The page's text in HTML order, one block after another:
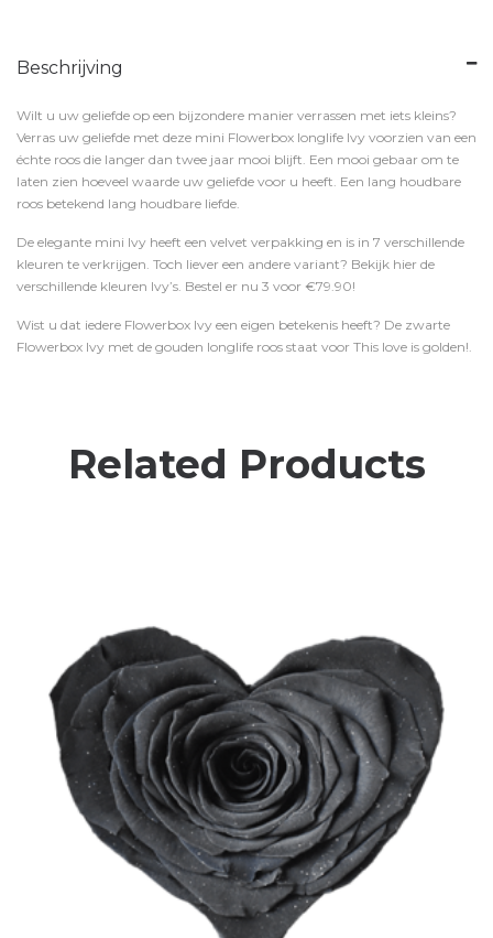
Beschrijving
Wilt u uw geliefde op een bijzondere manier verrassen met iets kleins?
Verras uw geliefde met deze mini Flowerbox longlife Ivy voorzien van een
échte roos die langer dan twee jaar mooi blijft. Een mooi gebaar om te
laten zien hoeveel waarde uw geliefde voor u heeft. Een lang houdbare
roos betekend lang houdbare liefde.
De elegante mini Ivy heeft een velvet verpakking en is in 7 verschillende
kleuren te verkrijgen. Toch liever een andere variant? Bekijk hier de
verschillende kleuren Ivy’s. Bestel er nu 3 voor €79.90!
Wist u dat iedere Flowerbox Ivy een eigen betekenis heeft? De zwarte
Flowerbox Ivy met de gouden longlife roos staat voor This love is golden!.
Related Products